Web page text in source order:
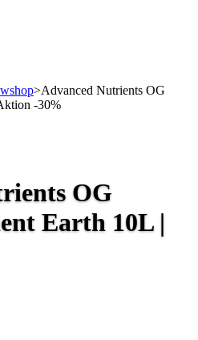
>Advanced Nutrients OG
-30%
OG
Earth 10L |